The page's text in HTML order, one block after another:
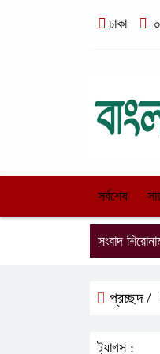
ঢাকা
সর্বশেষ
সংবাদ
প্রচ্ছদ /
ট্যাগস :